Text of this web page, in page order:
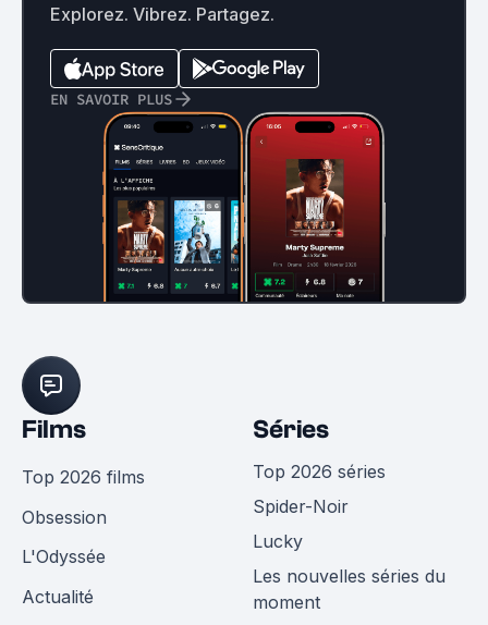
Explorez. Vibrez. Partagez.
EN SAVOIR PLUS
Films
Top 2026 films
Obsession
L'Odyssée
Actualité
Séries
Top 2026 séries
Spider-Noir
Lucky
Les nouvelles séries du
moment